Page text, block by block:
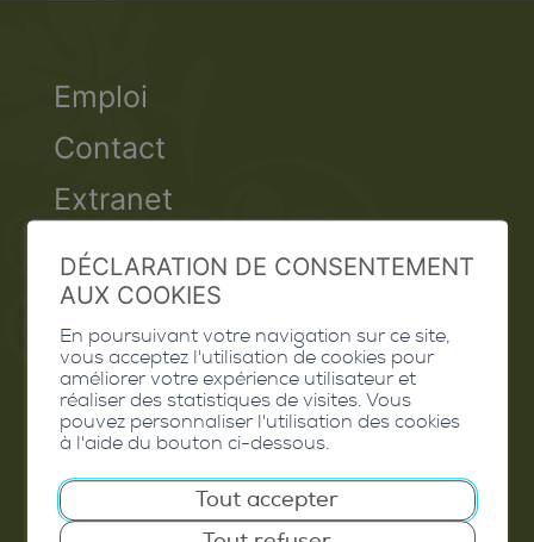
Emploi
Contact
Extranet
Valais Excellence
Commune de Conthey
Route de Savoie 54
1975 St-Séverin
T. 027 345 45 45
info@conthey.ch
DÉCLARATION DE CONSENTEMENT
AUX COOKIES
En poursuivant votre navigation sur ce site,
vous acceptez l'utilisation de cookies pour
améliorer votre expérience utilisateur et
réaliser des statistiques de visites. Vous
pouvez personnaliser l'utilisation des cookies
à l'aide du bouton ci-dessous.
Tout accepter